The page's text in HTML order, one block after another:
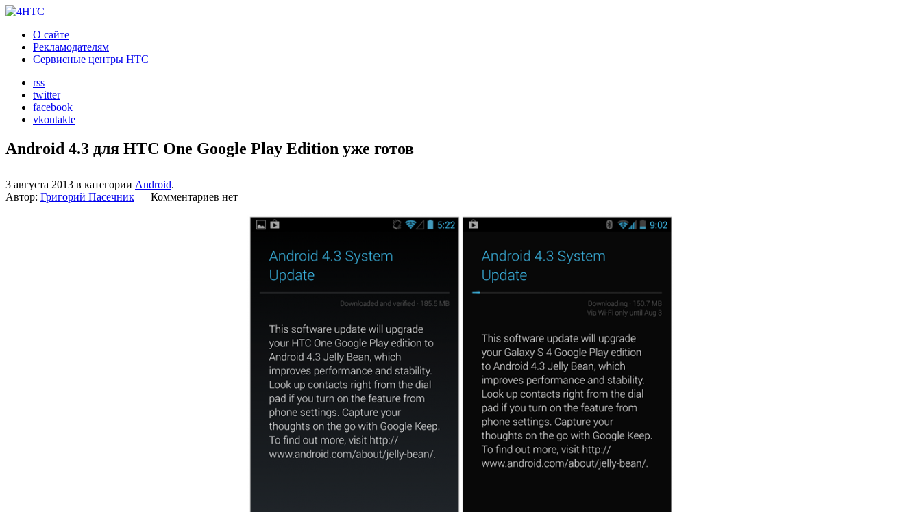
О сайте
Рекламодателям
Сервисные центры HTC
rss
twitter
facebook
vkontakte
Android 4.3 для HTC One Google Play Edition уже готов
3 августа 2013 в категории Android.
Автор: Григорий Пасечник Комментариев нет